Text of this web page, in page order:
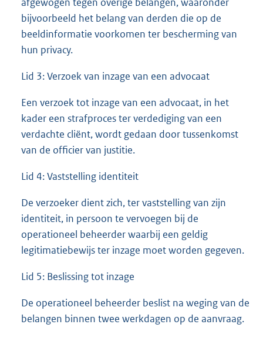
bijvoorbeeld het belang van derden die op de
beeldinformatie voorkomen ter bescherming van
hun privacy.
Lid 3: Verzoek van inzage van een advocaat
Een verzoek tot inzage van een advocaat, in het
kader een strafproces ter verdediging van een
verdachte cliënt, wordt gedaan door tussenkomst
van de officier van justitie.
Lid 4: Vaststelling identiteit
De verzoeker dient zich, ter vaststelling van zijn
identiteit, in persoon te vervoegen bij de
operationeel beheerder waarbij een geldig
legitimatiebewijs ter inzage moet worden gegeven.
Lid 5: Beslissing tot inzage
De operationeel beheerder beslist na weging van de
belangen binnen twee werkdagen op de aanvraag.